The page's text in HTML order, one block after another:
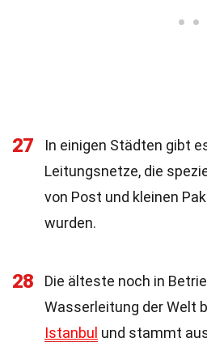
27
In einigen Städten gibt
Leitungsnetze, die
von Post und kleinen
wurden.
28
Die älteste noch in
Wasserleitung der Welt
Istanbul und stammt